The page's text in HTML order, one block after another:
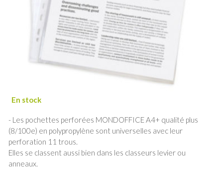
- Les pochettes perforées MONDOFFICE A4+ qualité plus
(8/100e) en polypropylène sont universelles avec leur
perforation 11 trous.
Elles se classent aussi bien dans les classeurs levier ou
anneaux.